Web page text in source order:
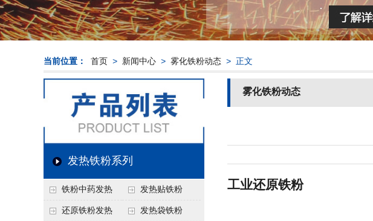
当前位置： 首页 > 新闻中心 > 雾化铁粉动态 > 正文
发热铁粉系列
铁粉中药发热 发热贴铁粉
还原铁粉发热 发热袋铁粉
雾化铁粉动态
工业还原铁粉